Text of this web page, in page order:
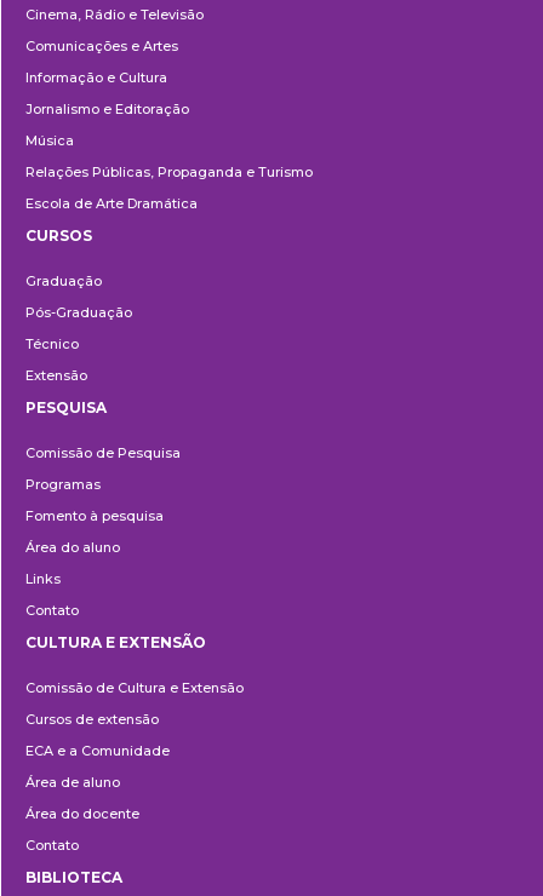
Cinema, Rádio e Televisão
Comunicações e Artes
Informação e Cultura
Jornalismo e Editoração
Música
Relações Públicas, Propaganda e Turismo
Escola de Arte Dramática
CURSOS
Graduação
Pós-Graduação
Técnico
Extensão
PESQUISA
Comissão de Pesquisa
Programas
Fomento à pesquisa
Área do aluno
Links
Contato
e
Extensão
CULTURA E EXTENSÃO
Comissão de Cultura e Extensão
Cursos de extensão
ECA e a Comunidade
Área de aluno
Área do docente
Contato
BIBLIOTECA